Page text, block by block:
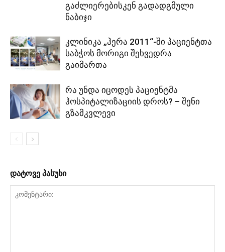
გაძლიერებისკენ გადადგმული
ნაბიჯი
კლინიკა „ჰერა 2011“-ში პაციენტთა
საბჭოს მორიგი შეხვედრა
გაიმართა
რა უნდა იცოდეს პაციენტმა
ჰოსპიტალიზაციის დროს? – შენი
გზამკვლევი
დატოვე პასუხი